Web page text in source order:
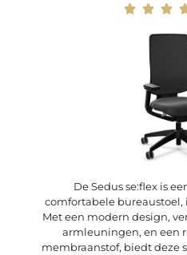
  
De Sedus se:flex is
comfortabele bureaustoel,
Met een modern design,
armleuningen, en een
membraanstof, biedt deze